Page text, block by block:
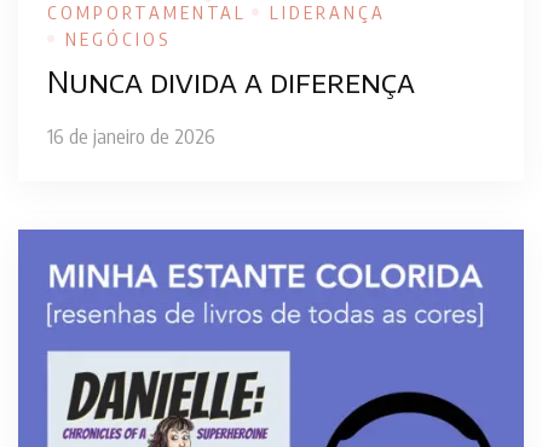
COMPORTAMENTAL
LIDERANÇA
NEGÓCIOS
Nunca divida a diferença
16 de janeiro de 2026